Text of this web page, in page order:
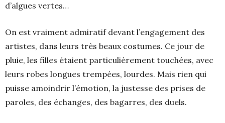
d’algues vertes…
On est vraiment admiratif devant l’engagement des
artistes, dans leurs très beaux costumes. Ce jour de
pluie, les filles étaient particulièrement touchées, avec
leurs robes longues trempées, lourdes. Mais rien qui
puisse amoindrir l’émotion, la justesse des prises de
paroles, des échanges, des bagarres, des duels.